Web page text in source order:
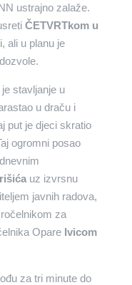
ustrajno zalaže.
ČETVRTkom u
ali u planu je
stavljanje u
u draču i
put je djeci skratio
ogromni posao
uz izvrsnu
javnih radova,
za
Opare Ivicom
za tri minute do